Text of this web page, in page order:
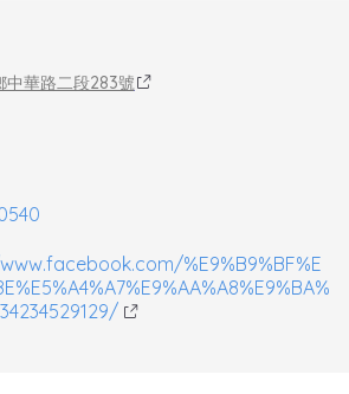
中華路二段283號
%E9%B9%BF%E